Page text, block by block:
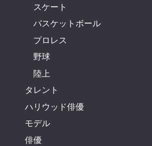
スケート
バスケットボール
プロレス
野球
陸上
タレント
ハリウッド俳優
モデル
俳優